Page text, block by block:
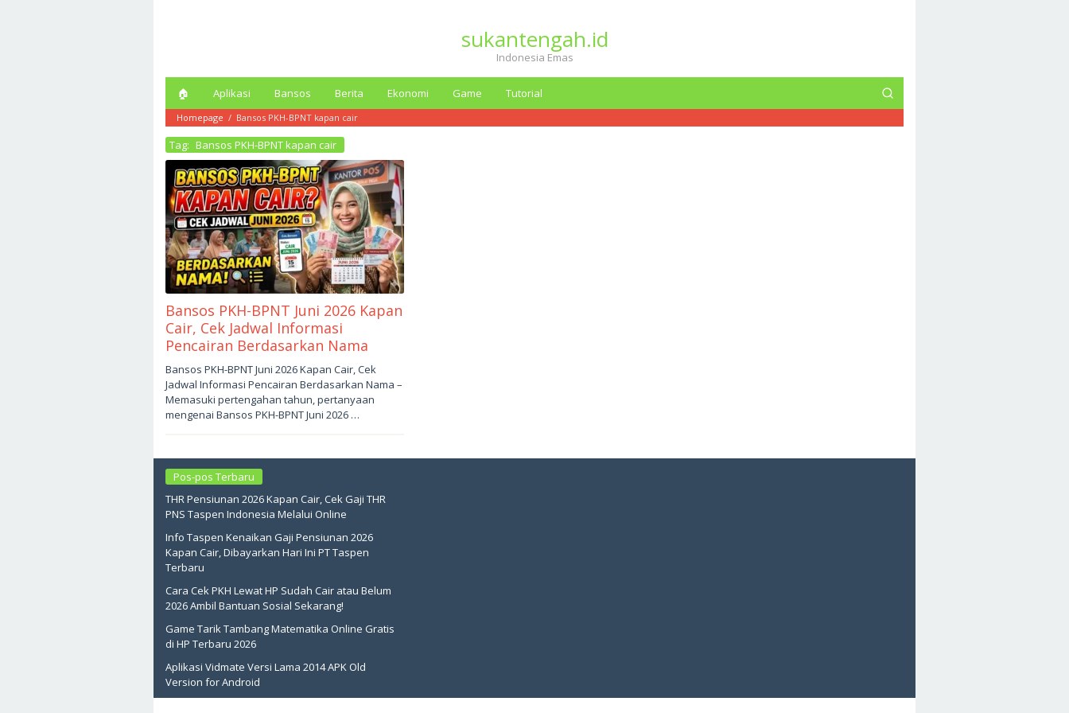
sukantengah.id
Indonesia Emas
🏠︎ Aplikasi Bansos Berita Ekonomi Game Tutorial
Homepage / Bansos PKH-BPNT kapan cair
Tag: Bansos PKH-BPNT kapan cair
Bansos PKH-BPNT Juni 2026 Kapan
Cair, Cek Jadwal Informasi
Pencairan Berdasarkan Nama
Juni
3,
2026
oleh
sukantengah
Bansos PKH-BPNT Juni 2026 Kapan Cair, Cek
Jadwal Informasi Pencairan Berdasarkan Nama –
Memasuki pertengahan tahun, pertanyaan
mengenai Bansos PKH-BPNT Juni 2026 …
Pos-pos Terbaru
THR Pensiunan 2026 Kapan Cair, Cek Gaji THR
PNS Taspen Indonesia Melalui Online
Info Taspen Kenaikan Gaji Pensiunan 2026
Kapan Cair, Dibayarkan Hari Ini PT Taspen
Terbaru
Cara Cek PKH Lewat HP Sudah Cair atau Belum
2026 Ambil Bantuan Sosial Sekarang!
Game Tarik Tambang Matematika Online Gratis
di HP Terbaru 2026
Aplikasi Vidmate Versi Lama 2014 APK Old
Version for Android